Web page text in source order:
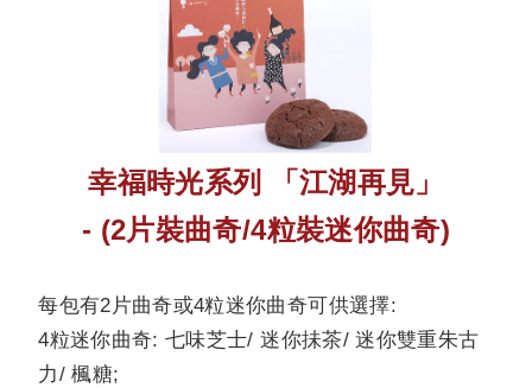
幸福時光系列 「江湖再見」
- (2片裝曲奇/4粒裝迷你曲奇)
每包有2片曲奇或4粒迷你曲奇可供選擇:
4粒迷你曲奇: 七味芝士/ 迷你抺茶/ 迷你雙重朱古
力/ 楓糖;